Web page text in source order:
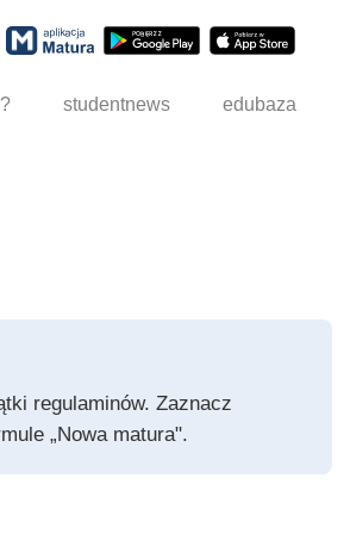
studentnews edubaza
regulaminów. Zaznacz
„Nowa matura".